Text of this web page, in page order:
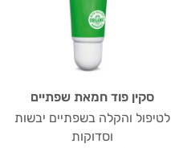
סקין פוד חמאת שפתיים
לטיפול והקלה בשפתיים יבשות
וסדוקות